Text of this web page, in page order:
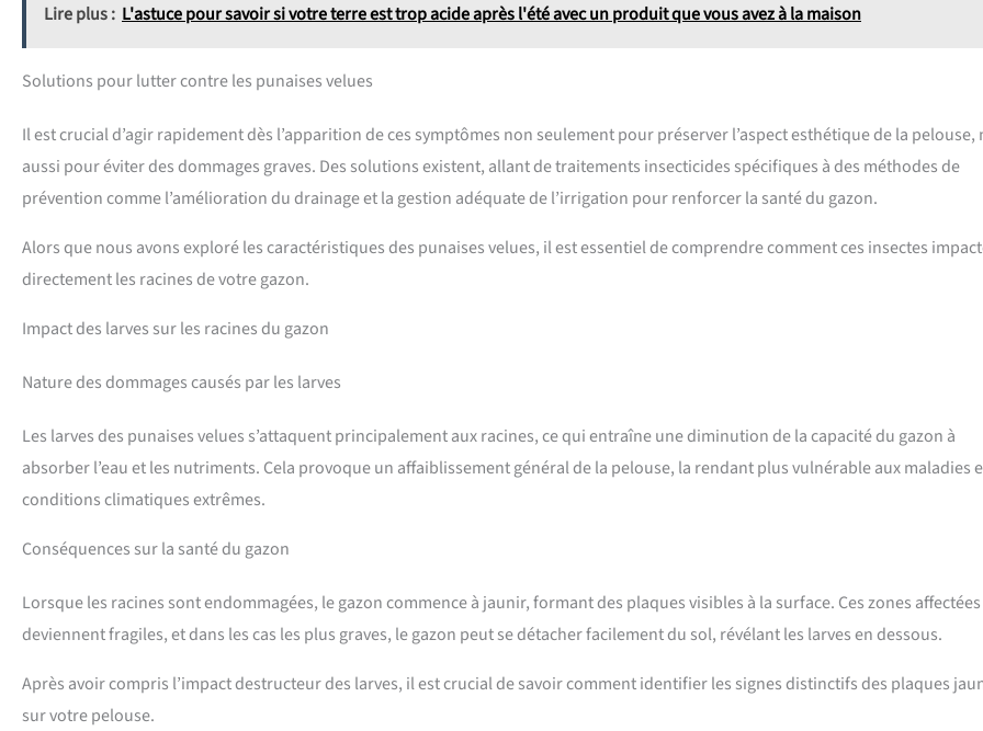
Lire plus : L'astuce pour savoir si votre terre est trop acide après l'été avec un produit que vous avez à la maison
Solutions pour lutter contre les punaises velues
Il est crucial d’agir rapidement dès l’apparition de ces symptômes non seulement pour préserver l’aspect esthétique de la pelouse,
aussi pour éviter des dommages graves. Des solutions existent, allant de traitements insecticides spécifiques à des méthodes de
prévention comme l’amélioration du drainage et la gestion adéquate de l’irrigation pour renforcer la santé du gazon.
Alors que nous avons exploré les caractéristiques des punaises velues, il est essentiel de comprendre comment ces insectes
directement les racines de votre gazon.
Impact des larves sur les racines du gazon
Nature des dommages causés par les larves
Les larves des punaises velues s’attaquent principalement aux racines, ce qui entraîne une diminution de la capacité du gazon à
absorber l’eau et les nutriments. Cela provoque un affaiblissement général de la pelouse, la rendant plus vulnérable aux maladies
conditions climatiques extrêmes.
Conséquences sur la santé du gazon
Lorsque les racines sont endommagées, le gazon commence à jaunir, formant des plaques visibles à la surface. Ces zones affectées
deviennent fragiles, et dans les cas les plus graves, le gazon peut se détacher facilement du sol, révélant les larves en dessous.
Après avoir compris l’impact destructeur des larves, il est crucial de savoir comment identifier les signes distinctifs des plaques
sur votre pelouse.